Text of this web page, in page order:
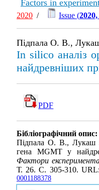
Factors in
2020 / Issue (
Підпала О. В.,
In silico аналіз
найдревніших
PDF
Бібліографічний опис:
Підпала О. В., Лукаш
гена MGMT у
Фактори
Т. 26. С. 305-310. URL:
0001188378